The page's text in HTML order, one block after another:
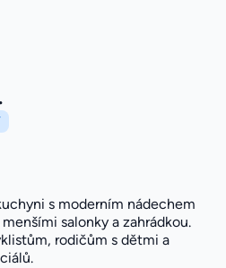
s moderním nádechem
salonky a zahrádkou.
rodičům s dětmi a